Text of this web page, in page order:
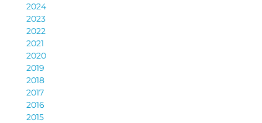
2024
2023
2022
2021
2020
2019
2018
2017
2016
2015